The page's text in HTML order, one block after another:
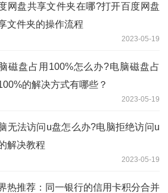
网盘共享文件夹在哪?打开百度网盘
文件夹的操作流程
2023-05-19
磁盘占用100%怎么办?电脑磁盘占
的解决方式有哪些？
2023-05-19
无法访问u盘怎么办?电脑拒绝访问u
解决教程
2023-05-19
热推荐：同一银行的信用卡积分合并